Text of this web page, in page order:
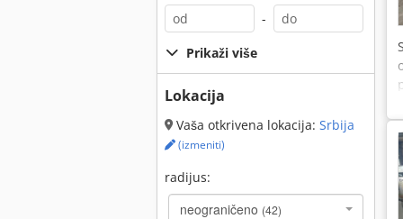
-
Prikaži više
Lokacija
Vaša otkrivena lokacija: Srbija
(izmeniti)
radijus:
neograničeno (42)